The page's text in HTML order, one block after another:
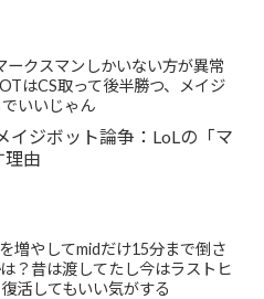
クスマンしかいない方が異常
はCS取って後半勝つ、メイジ
いいじゃん
イジボット論争：LoLの「マ
理由
増やしてmidだけ15分まで倒さ
？昔は渡してたし今はラストヒ
活してもいい気がする